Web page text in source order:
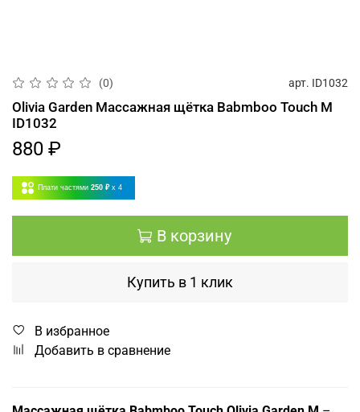
(0) арт. ID1032
Olivia Garden Массажная щётка Babmboo Touch M
ID1032
880 ₽
Плати частями 250 ₽ x 4
В корзину
Купить в 1 клик
В избранное
Добавить в сравнение